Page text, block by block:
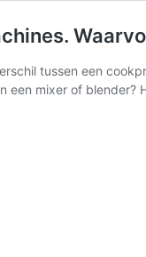
tussen een
een mixer of blender?